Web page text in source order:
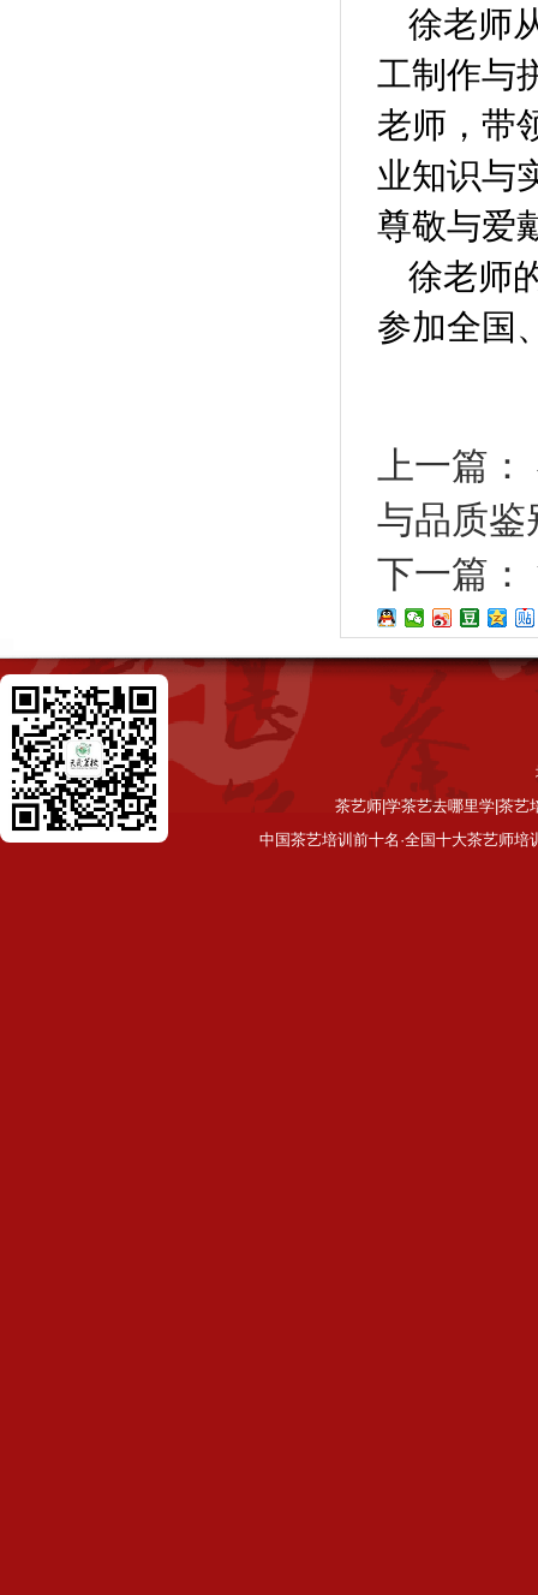
徐老师
工制作与
老师，带
业知识与
尊敬与爱
徐老师
参加全国
上一篇：
与品质
下一篇：
茶艺师|学茶艺去哪里学|茶艺
中国茶艺培训前十名·全国十大茶艺师培